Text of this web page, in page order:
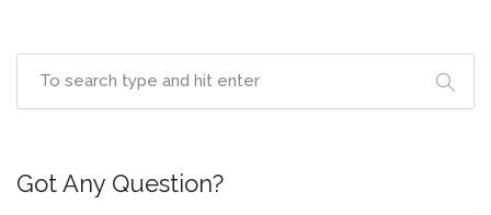
Got Any Question?